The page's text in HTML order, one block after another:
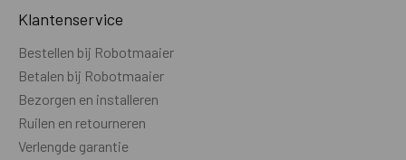
Camera t.b.v. object vermijden
Zicht camera (dag / nacht)
PRODUCTGEGEVENS
Wielen aantal
Klantenservice
Bestellen bij Robotmaaier
Betalen bij Robotmaaier
Bezorgen en installeren
Ruilen en retourneren
Verlengde garantie